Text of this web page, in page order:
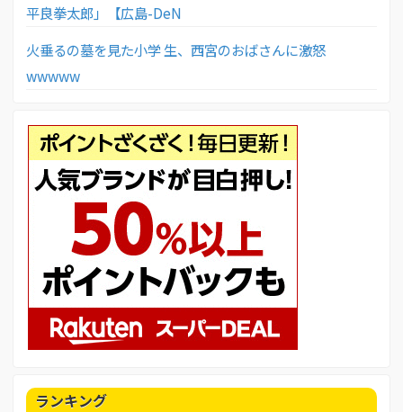
平良拳太郎」【広島-DeN
火垂るの墓を見た小学 生、西宮のおばさんに激怒
wwwww
ランキング